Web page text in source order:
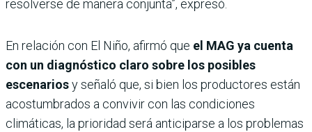
resolverse de manera conjunta”, expresó.
En relación con El Niño, afirmó que el MAG ya cuenta
con un diagnóstico claro sobre los posibles
escenariosy señaló que, si bien los productores están
acostumbrados a convivir con las condiciones
climáticas, la prioridad será anticiparse a los problemas